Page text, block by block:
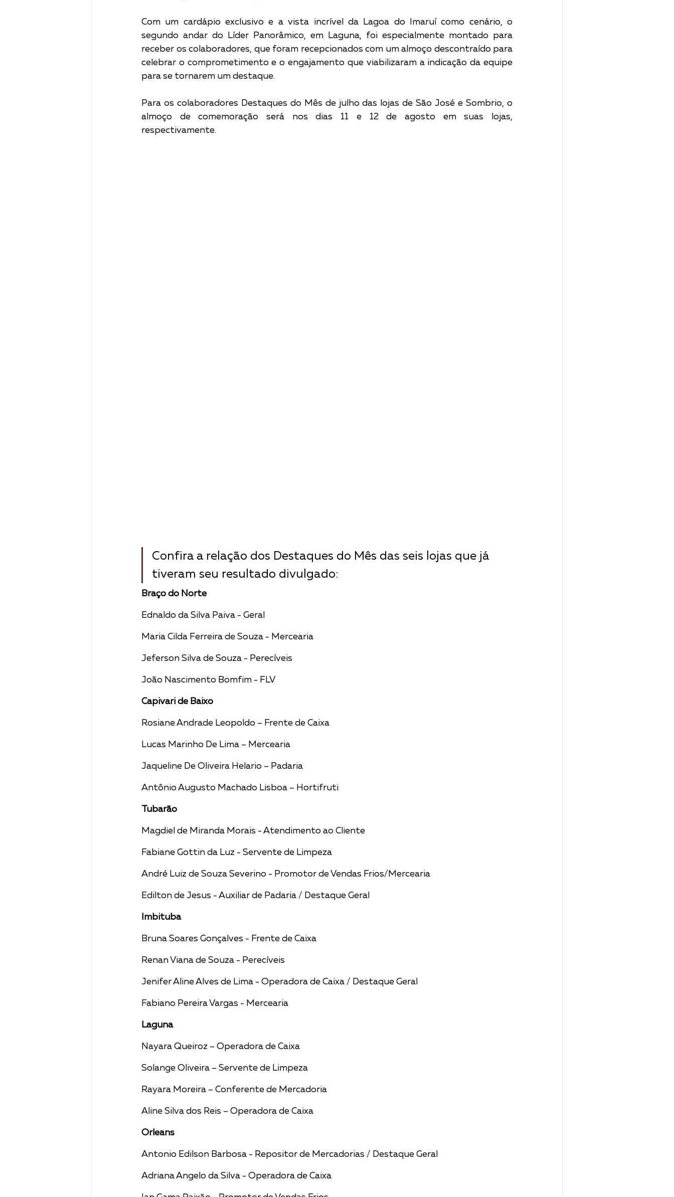
Com um cardápio exclusivo e a vista incrível da Lagoa do Imaruí como cenário, o
segundo andar do Líder Panorâmico, em Laguna, foi especialmente montado para
receber os colaboradores, que foram recepcionados com um almoço descontraído para
celebrar o comprometimento e o engajamento que viabilizaram a indicação da equipe
para se tornarem um destaque.
Para os colaboradores Destaques do Mês de julho das lojas de São José e Sombrio, o
almoço de comemoração será nos dias 11 e 12 de agosto em suas lojas,
respectivamente.
Confira a relação dos Destaques do Mês das seis lojas que já
tiveram seu resultado divulgado:
Braço do Norte
Ednaldo da Silva Paiva - Geral
Maria Cilda Ferreira de Souza - Mercearia
Jeferson Silva de Souza - Perecíveis
João Nascimento Bomfim - FLV
Capivari de Baixo
Rosiane Andrade Leopoldo – Frente de Caixa
Lucas Marinho De Lima – Mercearia
Jaqueline De Oliveira Helario – Padaria
Antônio Augusto Machado Lisboa – Hortifruti
Tubarão
Magdiel de Miranda Morais - Atendimento ao Cliente
Fabiane Gottin da Luz - Servente de Limpeza
André Luiz de Souza Severino - Promotor de Vendas Frios/Mercearia
Edilton de Jesus - Auxiliar de Padaria / Destaque Geral
Imbituba
Bruna Soares Gonçalves - Frente de Caixa
Renan Viana de Souza - Perecíveis
Jenifer Aline Alves de Lima - Operadora de Caixa / Destaque Geral
Fabiano Pereira Vargas - Mercearia
Laguna
Nayara Queiroz – Operadora de Caixa
Solange Oliveira – Servente de Limpeza
Rayara Moreira – Conferente de Mercadoria
Aline Silva dos Reis – Operadora de Caixa
Orleans
Antonio Edilson Barbosa - Repositor de Mercadorias / Destaque Geral
Adriana Angelo da Silva - Operadora de Caixa